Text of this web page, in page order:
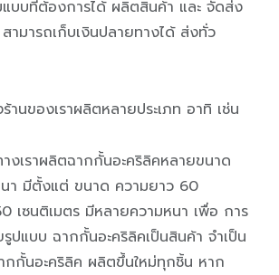
บบที่ต้องการได้ ผลิตสินค้า และ จัดส่ง
ามารถเก็บเงินปลายทางได้ ส่งทั่ว
านของเราผลิตหลายประเภท อาทิ เช่น
งเราผลิตฉากกั้นอะคริลิคหลายขนาด
า มีตั้งแต่ ขนาด ความยาว 60
เซนติเมตร มีหลายความหนา เพื่อ การ
ปแบบ ฉากกั้นอะคริลิคเป็นสินค้า จำเป็น
กั้นอะคริลิค ผลิตขึ้นใหม่ทุกชิ้น หาก